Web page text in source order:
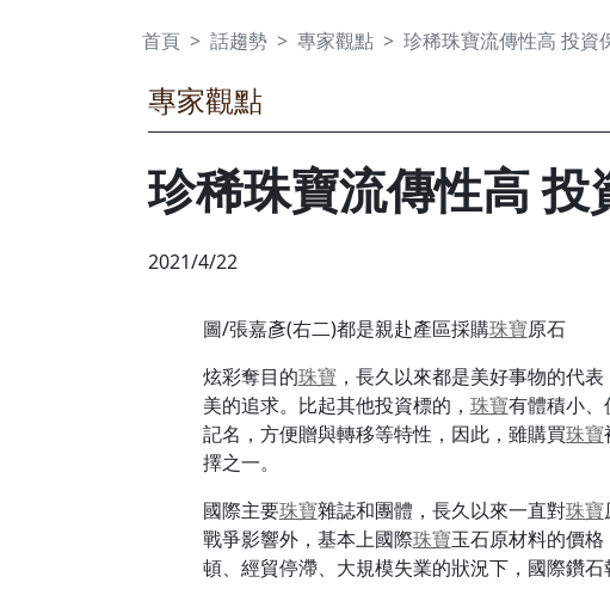
首頁 話趨勢 專家觀點 珍稀珠寶流傳性高 投資
專家觀點
珍稀珠寶流傳性高 投
2021/4/22
圖/張嘉彥(右二)都是親赴產區採購珠寶原石
炫彩奪目的珠寶，長久以來都是美好事物的代
美的追求。比起其他投資標的， 珠寶有體積小、
記名，方便贈與轉移等特性，因此，雖購買珠寶
擇之一。
國際主要珠寶雜誌和團體，長久以來一直對珠寶
戰爭影響外，基本上國際珠寶玉石原材料的價
頓、經貿停滯、大規模失業的狀況下，國際鑽